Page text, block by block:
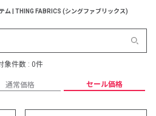
ム | THING FABRICS (シングファブリックス)
象件数 : 0件
通常価格 セール価格